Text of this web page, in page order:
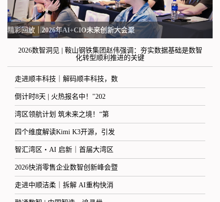
江苏海岸药业常伟：从数字化到智能化—
2026数智洞见 | 鞍山钢铁集团赵伟强调：夯实数据基础是数智
化转型顺利推进的关键
走进顺丰科技｜解码顺丰科技，数
倒计时8天 | 火热报名中！"202
湾区领航计划 筑未来之境！“第
四个维度解读Kimi K3开源，引发
智汇湾区・AI 启新｜首届大湾区
2026快消零售企业数智创新峰会暨
走进中顺洁柔｜拆解 AI重构快消